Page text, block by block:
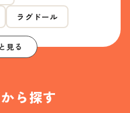
ラグドール
見る
ら探す